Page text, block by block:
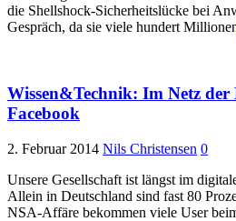
die Shellshock-Sicherheitslücke bei
Gespräch, da sie viele hundert
Wissen&Technik: Im Netz der
Facebook
2. Februar 2014 Nils Christensen 0
Unsere Gesellschaft ist längst im
Allein in Deutschland sind fast 80
NSA-Affäre bekommen viele User